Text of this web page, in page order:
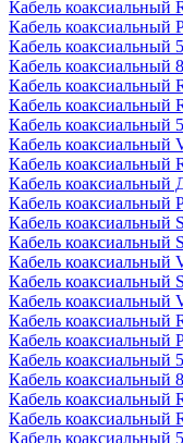
Кабель коаксиальный
Кабель коаксиальный
Кабель коаксиальный
Кабель коаксиальный
Кабель коаксиальный
Кабель коаксиальный
Кабель коаксиальный
Кабель коаксиальный
Кабель коаксиальный
Кабель коаксиальный
Кабель коаксиальный
Кабель коаксиальный
Кабель коаксиальный
Кабель коаксиальный
Кабель коаксиальный
Кабель коаксиальный
Кабель коаксиальный
Кабель коаксиальный
Кабель коаксиальный
Кабель коаксиальный
Кабель коаксиальный
Кабель коаксиальный
Кабель коаксиальный